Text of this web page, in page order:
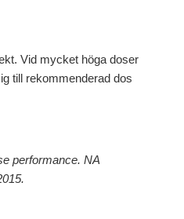
Vid mycket höga doser
till rekommenderad dos
performance. NA